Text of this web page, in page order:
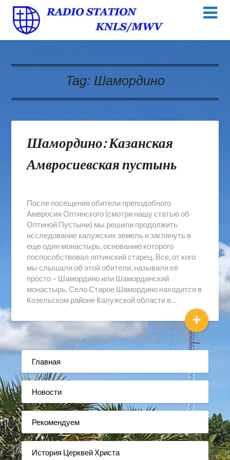
Tag: Шамордино
Шамордино: Казанская
Амвросиевская пустынь
После посещения обители преподобного
Амвросия Оптинского (смотри нашу статью об
Оптиной Пустыни) мы решили продолжить
исследование калужских земель и заглянуть в
еще один монастырь, основанию которого
поспособствовал оптинский старец. Все, от кого
мы слышали об этой обители, называли её
просто – Шамордино или Шамординский
монастырь. Село Старое Шамордино находится в
Козельском районе Калужской области в…
+
Главная
Новости
Рекомендуем
История Церквей Христа